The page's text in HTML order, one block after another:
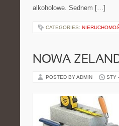
alkoholowe. Sednem […]
CATEGORIES:
NOWA
POSTED BY ADMIN STY